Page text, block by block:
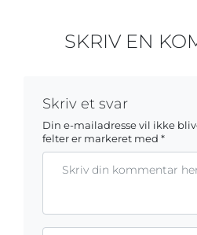
SKRIV EN
Skriv et svar
Din e-mailadresse vil ikke
felter er markeret med *